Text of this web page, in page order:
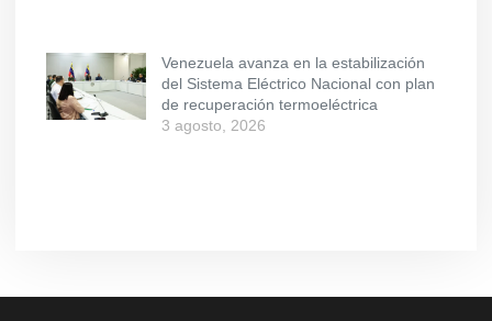
Venezuela avanza en la estabilización
del Sistema Eléctrico Nacional con plan
de recuperación termoeléctrica
3 agosto, 2026